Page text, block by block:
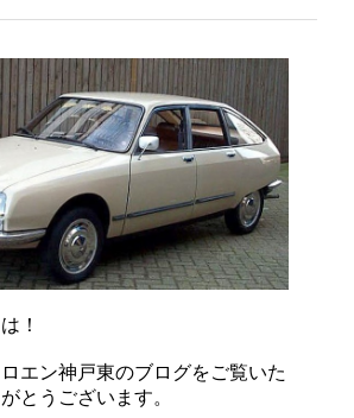
！
エン神戸東のブログをご覧いた
とうございます。